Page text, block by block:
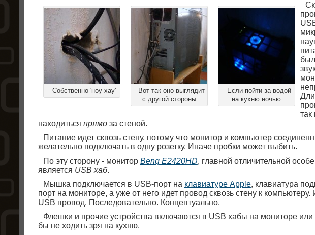
Cобственно 'ноу-хау'
Вот так оно выглядит
с другой стороны
Если пойти за водой
на кухню ночью
так
находиться прямоза стеной.
Питание идет сквозь стену, потому что монитор и компьютер
желательно подключать в одну розетку. Иначе пробки может выбить.
По эту сторону - монитор Benq E2420HD, главной отличительной
является USB хаб.
Мышка подключается в USB-порт на клавиатуре Apple, клавиатура
порт на мониторе, а уже от него идет провод сквозь стену к компьютеру.
USB провод. Последовательно. Концептуально.
Флешки и прочие устройства включаются в USB хабы на мониторе или
бы не ходить зря на кухню.